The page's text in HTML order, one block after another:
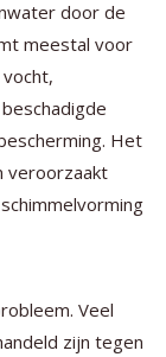
door de
meestal voor
Het
veroorzaakt
Veel
zijn tegen